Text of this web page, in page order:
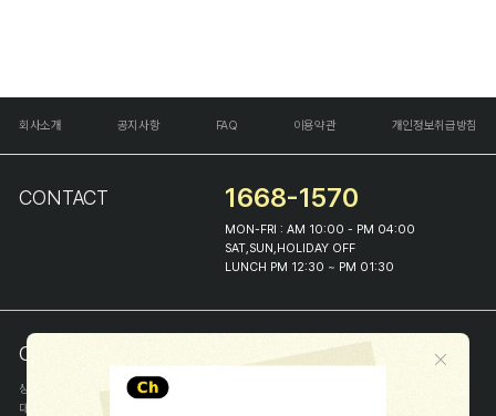
회사소개 공지사항 FAQ 이용약관 개인정보취급방침
CONTACT 1668-1570
MON-FRI : AM 10:00 - PM 04:00
SAT,SUN,HOLIDAY OFF
LUNCH PM 12:30 ~ PM 01:30
COMPANY INFO
상호
(주)해피프린스
대표